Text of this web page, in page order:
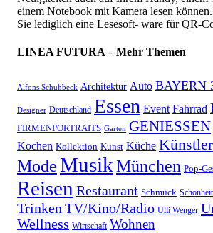
einem Notebook mit Kamera lesen
Sie lediglich eine Lesesoft- ware für QR-
LINEA FUTURA – Mehr Themen
Alfons Schuhbeck Architektur Auto BAYERN
Designer Deutschland Essen Event Fahrrad
FIRMENPORTRAITS Garten GENIESSEN
Kochen Kollektion Kunst Küche Künstler
ModeMusikMünchen Pop-
Reisen Restaurant Schmuck Schönheit
TrinkenTV/Kino/Radio Ulli Wenger
Wellness Wirtschaft Wohnen